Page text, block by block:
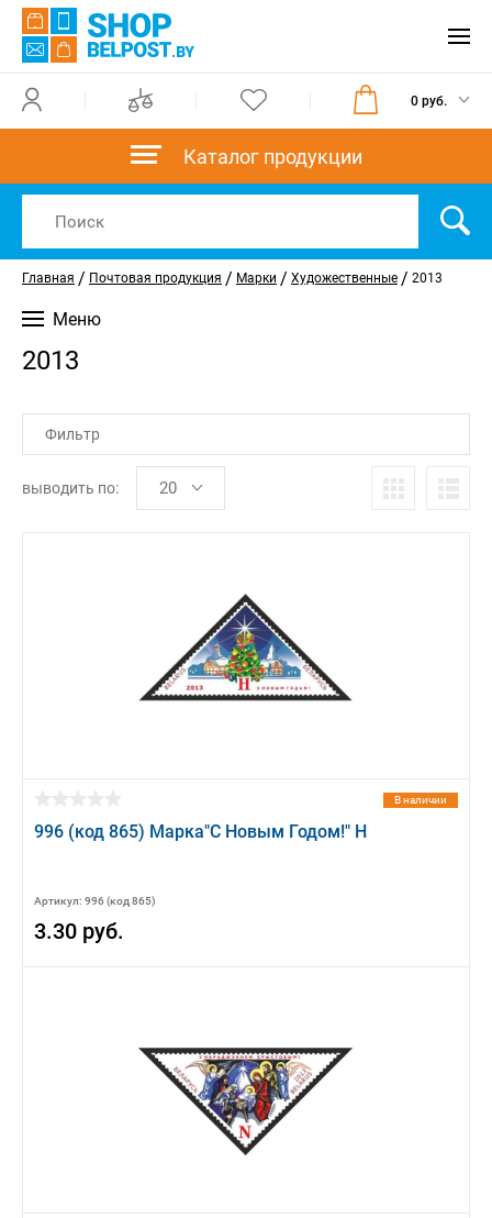
0 руб.
Каталог продукции
Главная / Почтовая продукция / Марки / Художественные / 2013
Меню
2013
Фильтр
выводить по:
В наличии
996 (код 865) Марка"С Новым Годом!" H
Артикул: 996 (код 865)
3.30 руб.